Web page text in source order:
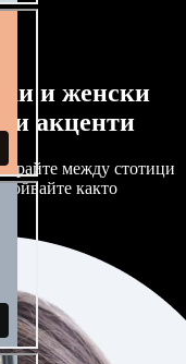
и женски
акценти
между стотици
както